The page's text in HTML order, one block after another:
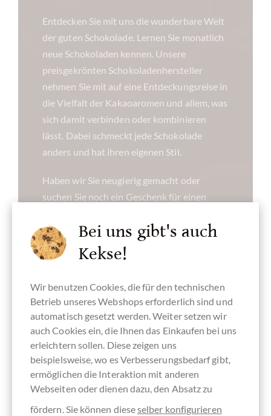
Entdecken Sie mit uns die wunderbare Welt
der guten Schokolade. Lernen Sie monatlich
neue Schokoladen kennen. Unsere
preisgekrönten Schokoladenhersteller
nehmen Sie mit auf eine Entdeckungsreise in
die Vielfalt der Kakaoaromen und allem, was
sich damit verbinden oder kombinieren
lässt. Dabei schmeckt jede Schokolade
anders und hat ihren eigenen Stil.
Haben wir Sie neugierig gemacht oder
suchen Sie noch ein Geschenk für einen
ABO für drei, sechs oder zwölf Monate aus.
Beim Ganzjahres ABO gibt’s von uns noch
ein 13. Genießerpaket zu Weihnachten oder
JETZT ENTDECKEN »
Bei uns gibt's auch
Kekse!
Wir benutzen Cookies, die für den technischen
Betrieb unseres Webshops erforderlich sind und
automatisch gesetzt werden. Weiter setzen wir
auch Cookies ein, die Ihnen das Einkaufen bei uns
erleichtern sollen. Diese zeigen uns
beispielsweise, wo es Verbesserungsbedarf gibt,
ermöglichen die Interaktion mit anderen
Webseiten oder dienen dazu, den Absatz zu
fördern. Sie können dieseselber konfigurieren